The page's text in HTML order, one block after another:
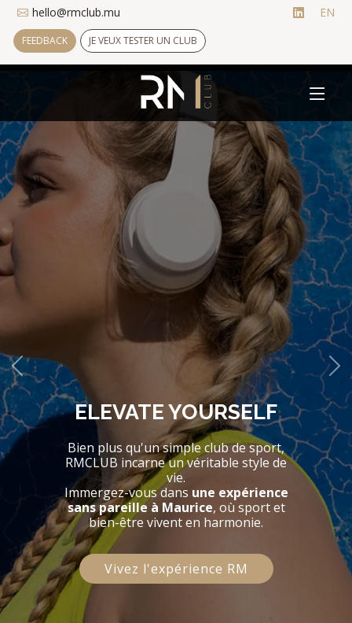
hello@rmclub.mu
FEEDBACK JE VEUX TESTER UN CLUB
EN
ELEVATE YOURSELF
Bien plus qu'un simple club de sport,
RMCLUB incarne un véritable style de
vie.
Immergez-vous dans une expérience
sans pareille à Maurice, où sport et
bien-être vivent en harmonie.
Vivez l'expérience RM